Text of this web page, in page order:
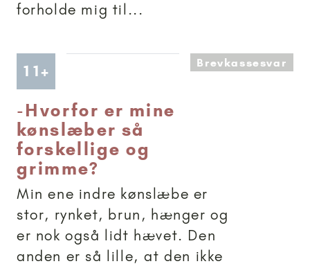
forholde mig til...
11+ Artikler anbefalet til 11+Brevkassesvar
-Hvorfor er mine
kønslæber så
forskellige og
grimme?
Min ene indre kønslæbe er
stor, rynket, brun, hænger og
er nok også lidt hævet. Den
anden er så lille, at den ikke